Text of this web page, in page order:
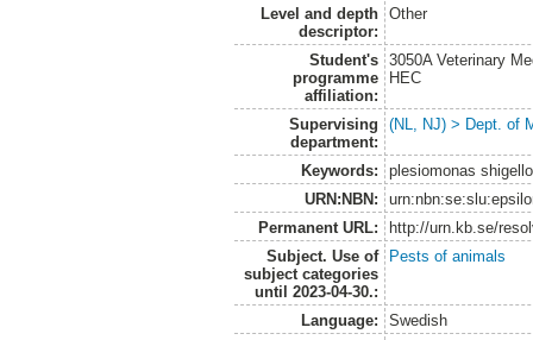
Level and depth
descriptor:
Other
Student's
programme
affiliation:
3050A Veterinary
HEC
Supervising
department:
(NL, NJ) > Dept. of
Keywords:
plesiomonas
URN:NBN:
Permanent URL:
http://urn.kb.se/
Subject. Use of
subject categories
until 2023-04-30.:
Pests of animals
Language:
Swedish